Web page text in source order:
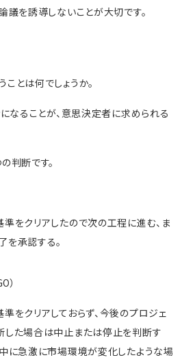
議を誘導しないことが大切です。
とは何でしょうか。
なることが、意思決定者に求められる
判断です。
をクリアしたので次の工程に進む、ま
承認する。
）
をクリアしておらず、今後のプロジェ
した場合は中止または停止を判断す
に急激に市場環境が変化したような場